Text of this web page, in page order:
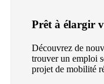
Prêt à élargir
Découvrez de
trouver un emploi
projet de mobilité